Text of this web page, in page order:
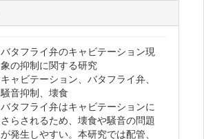
バタフライ弁のキャビテーション現
象の抑制に関する研究
キャビテーション、バタフライ弁、
騒音抑制、壊食
バタフライ弁はキャビテーションに
さらされるため、壊食や騒音の問題
が発生しやすい。本研究では配管、